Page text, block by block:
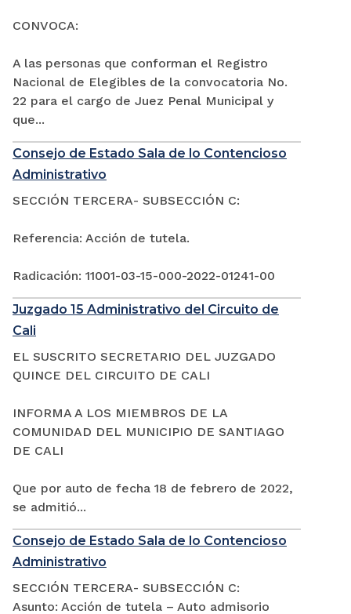
CONVOCA:
A las personas que conforman el Registro
Nacional de Elegibles de la convocatoria No.
22 para el cargo de Juez Penal Municipal y
que...
Consejo de Estado Sala de lo Contencioso
Administrativo
SECCIÓN TERCERA- SUBSECCIÓN C:
Referencia: Acción de tutela.
Radicación: 11001-03-15-000-2022-01241-00
Juzgado 15 Administrativo del Circuito de
Cali
EL SUSCRITO SECRETARIO DEL JUZGADO
QUINCE DEL CIRCUITO DE CALI
INFORMA A LOS MIEMBROS DE LA
COMUNIDAD DEL MUNICIPIO DE SANTIAGO
DE CALI
Que por auto de fecha 18 de febrero de 2022,
se admitió...
Consejo de Estado Sala de lo Contencioso
Administrativo
SECCIÓN TERCERA- SUBSECCIÓN C:
Asunto: Acción de tutela – Auto admisorio